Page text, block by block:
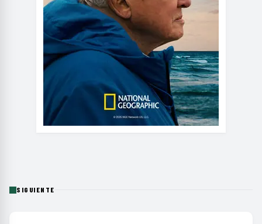
SIGUIENTE